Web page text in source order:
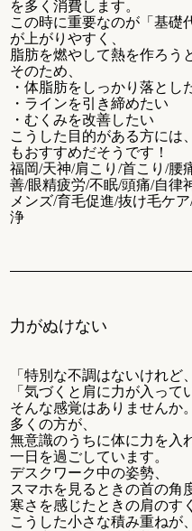
を多く消費します。
この時に重要なのが「基礎
が上がりやすく、
脂肪を燃やして熱を作ろう
そのため、
・体脂肪をしっかり落とし
・ラインを引き締めたい
・むくみを改善したい
こうした目的がある方には
もおすすめだそうです！
福岡/天神/肩こり/首こり/腰
善/眼精疲労/不眠/頭痛/自律
メンズ/育毛促進/抜け毛ケ
浄
力がぬけない
「特別な不調はないけれど
「気づくと肩に力が入って
そんな感覚はありませんか。
多くの方が、
無意識のうちに体に力を入
一日を過ごしています。
デスクワーク中の姿勢、
スマホを見るときの首の角
寒さを感じたときの肩のす
こうした小さな積み重ねが、